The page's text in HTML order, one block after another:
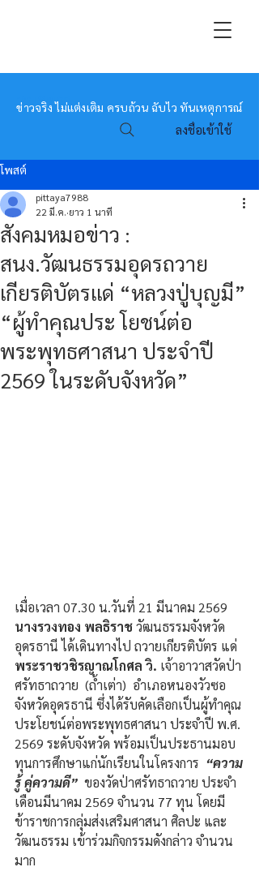
หมอข่าว
ข่าวจริง ไม่แต่งเติม ครบถ้วน ฉับไว ทันเหตุการณ์
ลงชื่อเข้าใช้
โพสต์
สังคมหมอข่าว :
สนง.วัฒนธรรมอุดรถวาย
เกียรติบัตรแด่ “หลวงปู่บุญมี”
“ผู้ทำคุณประ โยชน์ต่อ
พระพุทธศาสนา ประจำปี
2569 ในระดับจังหวัด”
pittaya7988
22 มี.ค. ยาว 1 นาที
เมื่อเวลา 07.30 น.วันที่ 21 มีนาคม 2569
นางรวงทอง พลธิราช วัฒนธรรมจังหวัด
อุดรธานี ได้เดินทางไป ถวายเกียรติบัตร แด่
พระราชวชิรญาณโกศล วิ. เจ้าอาวาสวัดป่า
ศรัทธาถวาย  (ถ้ำเต่า)  อำเภอหนองวัวซอ
จังหวัดอุดรธานี ซึ่งได้รับคัดเลือกเป็นผู้ทำคุณ
ประโยชน์ต่อพระพุทธศาสนา ประจำปี พ.ศ.
2569 ระดับจังหวัด พร้อมเป็นประธานมอบ
ทุนการศึกษาแก่นักเรียนในโครงการ “ความ
รู้ คู่ความดี” ของวัดป่าศรัทธาถวาย ประจำ
เดือนมีนาคม 2569 จำนวน 77 ทุน โดยมี
ข้าราชการกลุ่มส่งเสริมศาสนา ศิลปะ และ
วัฒนธรรม เข้าร่วมกิจกรรมดังกล่าว จำนวน
มาก